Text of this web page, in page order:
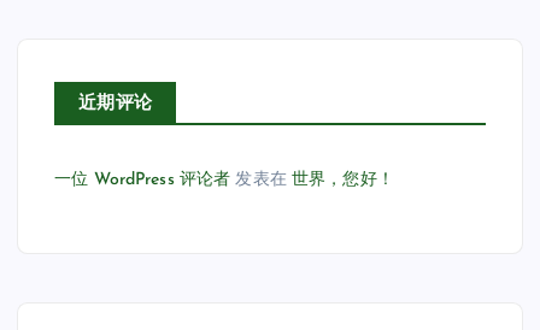
近期评论
一位 WordPress 评论者 发表在世界，您好！